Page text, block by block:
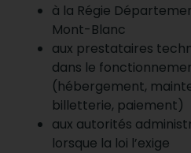
à la Régie
Mont-Blanc
aux prestataires
dans le
(hébergement,
billetterie, paiement)
aux autorités
lorsque la loi l’exige